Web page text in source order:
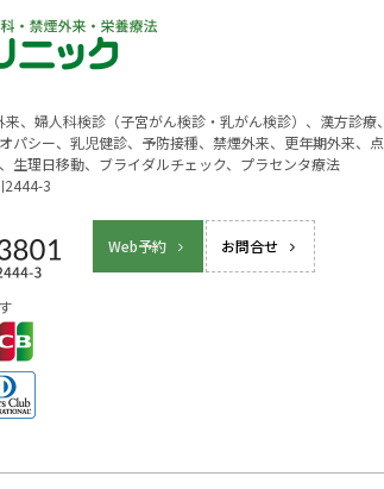
、婦人科検診（子宮がん検診・乳がん検診）、漢方診療、
パシー、乳児健診、予防接種、禁煙外来、更年期外来、点
生理日移動、ブライダルチェック、プラセンタ療法
2444-3
Web予約 お問合せ